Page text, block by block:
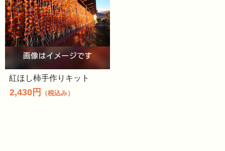
紅ほし柿手作りキット
2,430円 （税込み）